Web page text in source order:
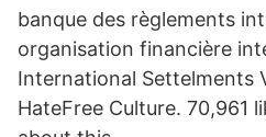
banque des règlements
organisation financière
International Settelments
HateFree Culture. 70,961